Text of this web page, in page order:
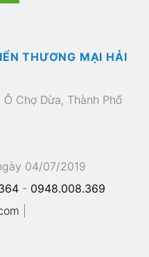
THƯƠNG MẠI HẢI
Chợ Dừa, Thành Phố
04/07/2019
- 0948.008.369